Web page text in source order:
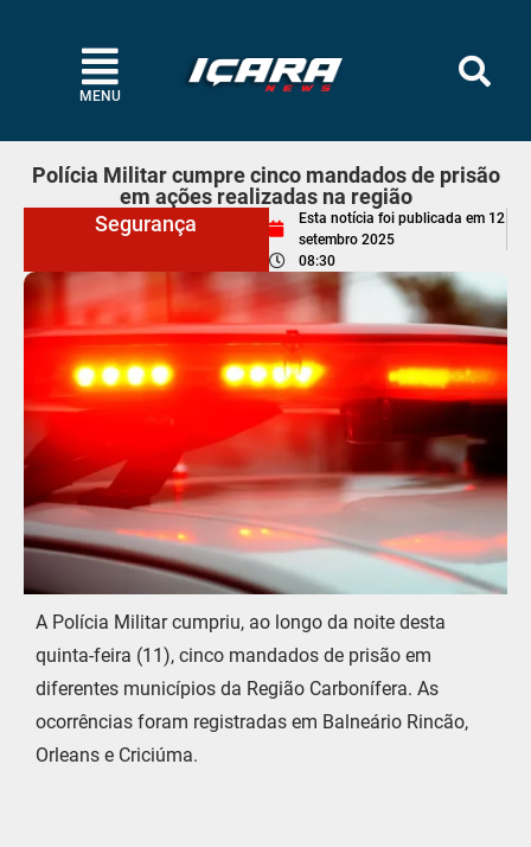
MENU
Polícia Militar cumpre cinco mandados de prisão
em ações realizadas na região
Segurança
Esta notícia foi publicada em 12
setembro 2025
08:30
A Polícia Militar cumpriu, ao longo da noite desta
quinta-feira (11), cinco mandados de prisão em
diferentes municípios da Região Carbonífera. As
ocorrências foram registradas em Balneário Rincão,
Orleans e Criciúma.